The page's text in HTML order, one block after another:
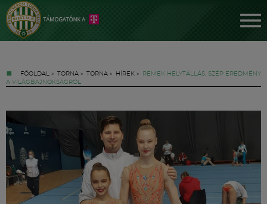
FŐOLDAL » TORNA » TORNA » HÍREK »
REMEK HELYTÁLLÁS, SZÉP EREDMÉNY
A VILÁGBAJNOKSÁGRÓL
Jegyek
FM YouTube +